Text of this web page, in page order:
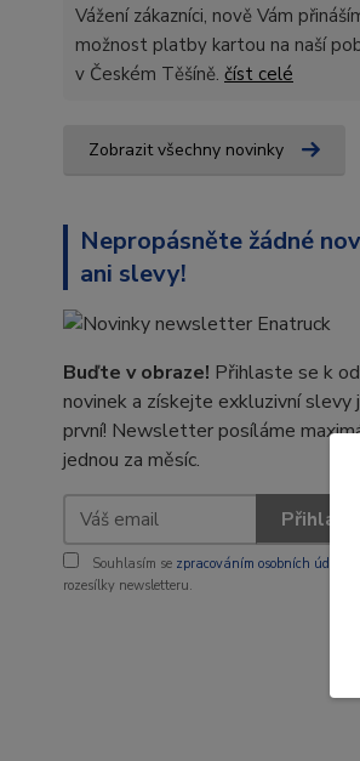
Vážení zákazníci, nově Vám
možnost platby kartou na naší
v Českém Těšíně. číst celé
Zobrazit všechny novinky
Nepropásněte žádné
ani slevy!
Buďte v obraze! Přihlaste se k
novinek a získejte exkluzivní slevy
první! Newsletter posíláme
jednou za měsíc.
Přihlásit
Souhlasím se zpracováním osobních údajů
rozesílky newsletteru.